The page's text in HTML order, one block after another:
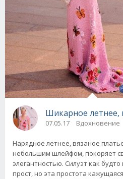
Шикарное летнее,
07.05.17 Вдохновение
Нарядное летнее, вязаное
небольшим шлейфом, покоряет
элегантностью. Силуэт как будто
прост, но эта простота